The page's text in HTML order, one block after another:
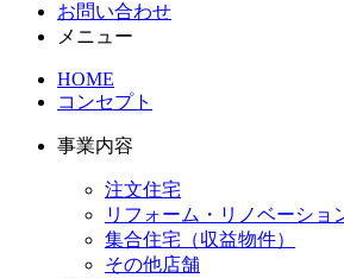
お問い合わせ
メニュー
HOME
コンセプト
事業内容
注文住宅
リフォーム・リノベーショ
集合住宅（収益物件）
その他店舗